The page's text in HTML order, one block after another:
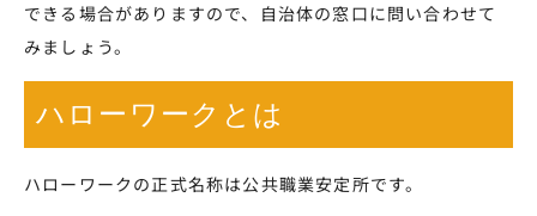
できる場合がありますので、自治体の窓口に問い合わせて
みましょう。
ハローワークとは
ハローワークの正式名称は公共職業安定所です。